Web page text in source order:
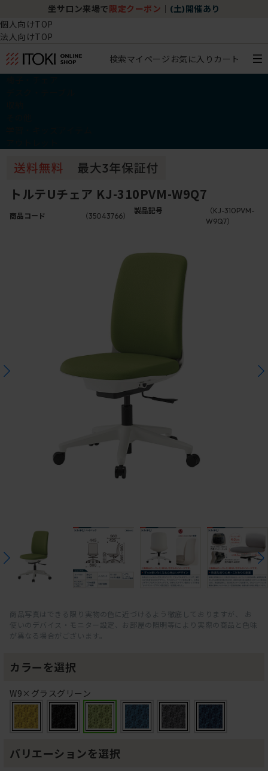
坐サロン来場で 限定クーポン (土)開催あり
個人向けTOP
法人向けTOP
検索マイページ お気に入り カート
トルテUチェア KJ-310PVM-W9Q7
商品コード （35043766）
製品記号
（KJ-310PVM-
W9Q7）
商品写真はできる限り実物の色に近づけるよう徹底しておりますが、 お
使いのデバイス・モニター設定、お部屋の照明等により実際の商品と色味
が異なる場合がございます。
カラーを選択
W9×グラスグリーン
バリエーションを選択